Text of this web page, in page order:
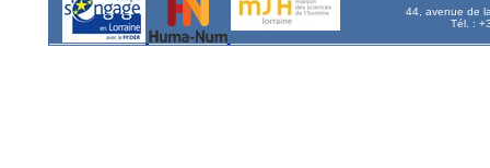
44, avenue de
Tél. :